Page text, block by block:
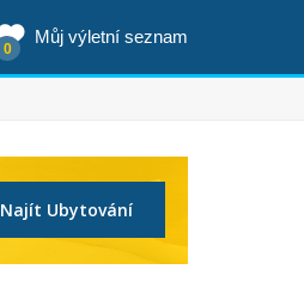
Můj výletní seznam
0
Najít Ubytování